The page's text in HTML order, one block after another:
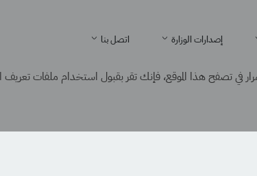
إصدارات الوزارة اتصل بنا
تصفح هذا الموقع، فإنك تقر بقبول استخدام ملفات تعريف